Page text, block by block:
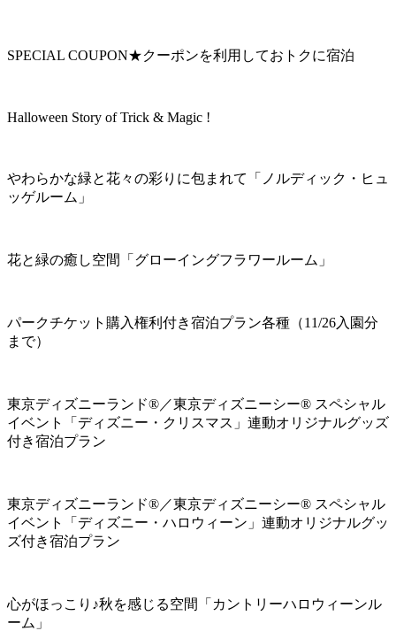
SPECIAL COUPON★クーポンを利用しておトクに宿泊
Halloween Story of Trick & Magic !
やわらかな緑と花々の彩りに包まれて「ノルディック・ヒュ
ッゲルーム」
花と緑の癒し空間「グローイングフラワールーム」
パークチケット購入権利付き宿泊プラン各種（11/26入園分
まで）
東京ディズニーランド®／東京ディズニーシー® スペシャル
イベント「ディズニー・クリスマス」連動オリジナルグッズ
付き宿泊プラン
東京ディズニーランド®／東京ディズニーシー® スペシャル
イベント「ディズニー・ハロウィーン」連動オリジナルグッ
ズ付き宿泊プラン
心がほっこり♪秋を感じる空間「カントリーハロウィーンル
ーム」